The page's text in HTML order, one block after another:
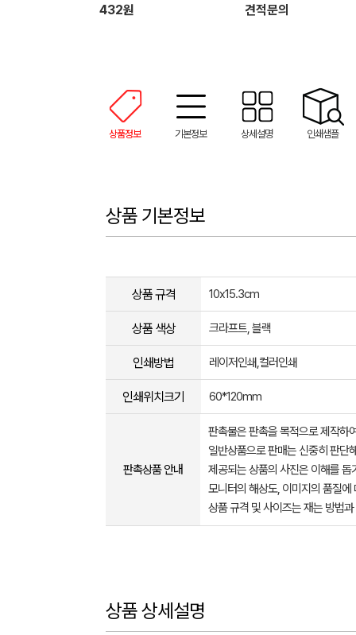
432원 견적문의
상품정보 기본정보 상세설명 인쇄샘플
상품 기본정보
상품 규격 10x15.3cm
상품 색상 크라프트, 블랙
인쇄방법 레이저인쇄,컬러인쇄
인쇄위치크기 60*120mm
판촉상품 안내
판촉물은 판촉을 목적으로 제작하
일반상품으로 판매는 신중히 판단
제공되는 상품의 사진은 이해를
모니터의 해상도, 이미지의 품질
상품 규격 및 사이즈는 재는 방법
상품 상세설명